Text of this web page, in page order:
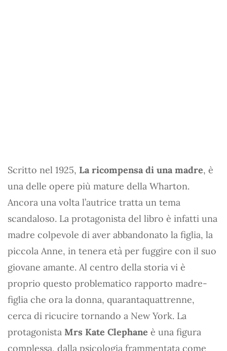
Scritto nel 1925, La ricompensa di una madre, è
una delle opere più mature della Wharton.
Ancora una volta l’autrice tratta un tema
scandaloso. La protagonista del libro è infatti una
madre colpevole di aver abbandonato la figlia, la
piccola Anne, in tenera età per fuggire con il suo
giovane amante. Al centro della storia vi è
proprio questo problematico rapporto madre-
figlia che ora la donna, quarantaquattrenne,
cerca di ricucire tornando a New York. La
protagonista Mrs Kate Clephane è una figura
complessa, dalla psicologia frammentata come